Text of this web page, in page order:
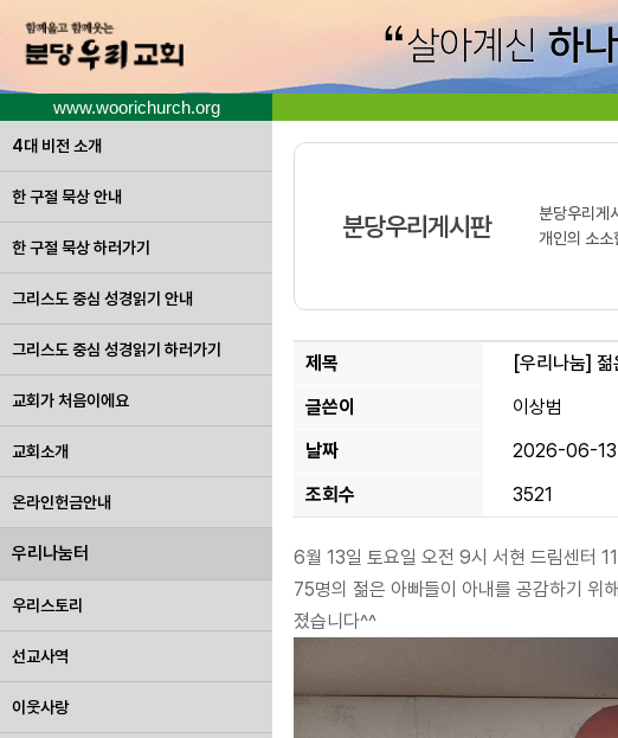
www.woorichurch.org
4대 비전 소개
한 구절 묵상 안내
한 구절 묵상 하러가기
그리스도 중심 성경읽기 안내
그리스도 중심 성경읽기 하러가기
교회가 처음이에요
교회소개
온라인헌금안내
우리나눔터
우리스토리
선교사역
이웃사랑
분당우리게시판
분당우리게
개인의 소소
제목 [우리나눔] 젊
글쓴이
이상범
날짜
2026-06-13
조회수
3521
6월 13일 토요일 오전 9시 서현 드림센터
75명의 젊은 아빠들이 아내를 공감하기 위
졌습니다^^